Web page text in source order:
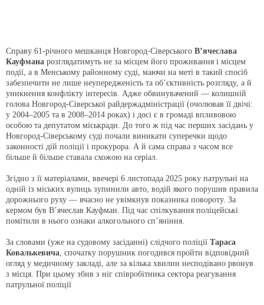
Справу 61-річного мешканця Новгород-Сіверського В’ячеслава
Кауфмана розглядатимуть не за місцем його проживання і місцем
події, а в Менському районному суді, маючи на меті в такий спосіб
забезпечити не лише неупередженість та об’єктивність розгляду, а й
уникнення конфлікту інтересів. Адже обвинувачений — колишній
голова Новгород-Сіверської райдержадміністрації (очолював її двічі:
у 2004–2005 та в 2008–2014 роках) і досі є в громаді впливовою
особою та депутатом міськради. До того ж під час перших засідань у
Новгород-Сіверському суді почали виникати суперечки щодо
законності дій поліції і прокурора. А й сама справа з часом все
більше й більше ставала схожою на серіал.
Згідно з її матеріалами, ввечері 6 листопада 2025 року патрульні на
одній із міських вулиць зупинили авто, водій якого порушив правила
дорожнього руху — вчасно не увімкнув показника повороту. За
кермом був В’ячеслав Кауфман. Під час спілкування поліцейські
помітили в нього ознаки алкогольного сп’яніння.
За словами (уже на судовому засіданні) слідчого поліції Тараса
Ковалькевича , спочатку порушник погодився пройти відповідний
огляд у медичному закладі, але за кілька хвилин несподівано рвонув
з місця. При цьому збив з ніг співробітника сектора реагування
патрульної поліції